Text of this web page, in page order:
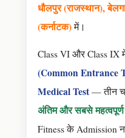
धौलपुर (राजस्थान),
(कर्नाटक)में।
Class VI और Class IX
(Common Entrance
Medical Test — तीन
अंतिम और सबसे
Fitness के Admission